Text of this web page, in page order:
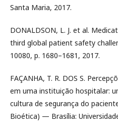
Santa Maria, 2017.
DONALDSON, L. J. et al.
third global patient safety
10080, p. 1680–1681, 2017.
FAÇANHA, T. R. DOS S.
em uma instituição hospitalar:
cultura de segurança do
Bioética) — Brasília: